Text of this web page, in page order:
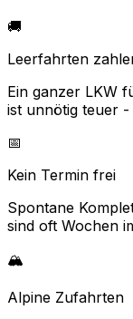
🚚
Leerfahrten
Ein ganzer LKW
ist unnötig teuer -
📅
Kein Termin frei
Spontane
sind oft Wochen
🏔️
Alpine Zufahrten